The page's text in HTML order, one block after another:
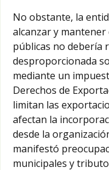
No obstante, la
alcanzar y
públicas no debería
desproporcionada
mediante un
Derechos de
limitan las
afectan la
desde la
manifestó
municipales y